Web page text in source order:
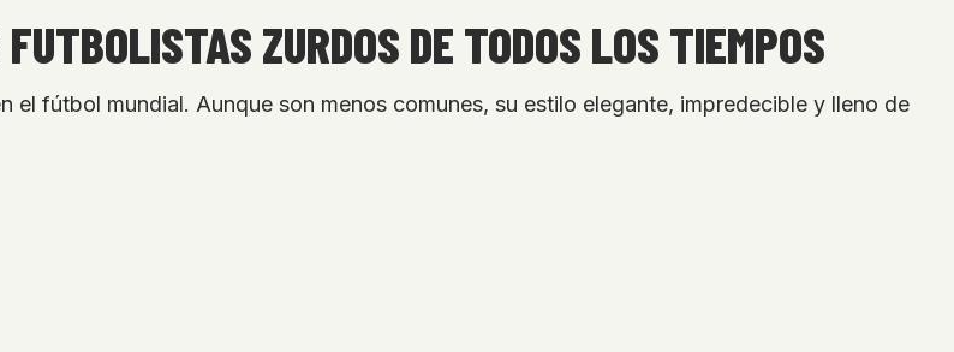
ZURDOS DE TODOS LOS TIEMPOS
el fútbol mundial. Aunque son menos comunes, su estilo elegante, impredecible y lleno de